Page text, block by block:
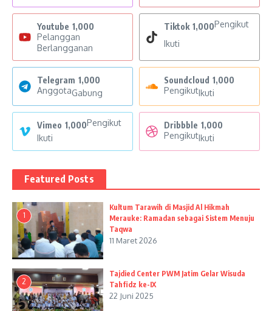
Youtube 1,000
Pelanggan
Berlangganan
Tiktok 1,000Pengikut
Ikuti
Telegram 1,000
AnggotaGabung
Soundcloud 1,000
PengikutIkuti
Vimeo 1,000Pengikut
Ikuti
Dribbble 1,000
PengikutIkuti
Featured Posts
1
Kultum Tarawih di Masjid Al Hikmah
Merauke: Ramadan sebagai Sistem Menuju
Taqwa
11 Maret 2026
2
Tajdied Center PWM Jatim Gelar Wisuda
Tahfidz ke-IX
22 Juni 2025